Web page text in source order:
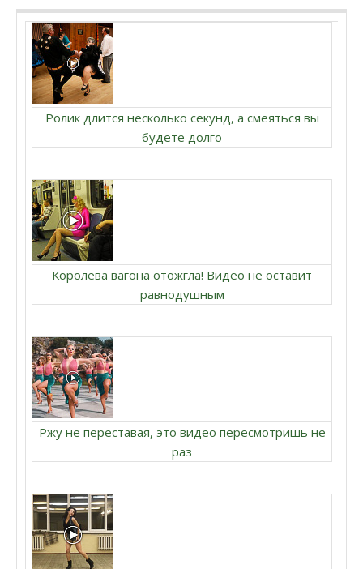
Ролик длится несколько секунд, а смеяться вы
будете долго
Королева вагона отожгла! Видео не оставит
равнодушным
Ржу не переставая, это видео пересмотришь не
раз